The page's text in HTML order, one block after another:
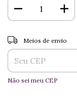
Entregas para o CEP:
Meios de envio
Não sei meu CEP